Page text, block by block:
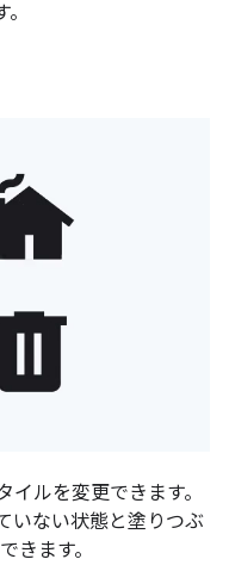
ルを変更できます。
いない状態と塗りつぶ
きます。